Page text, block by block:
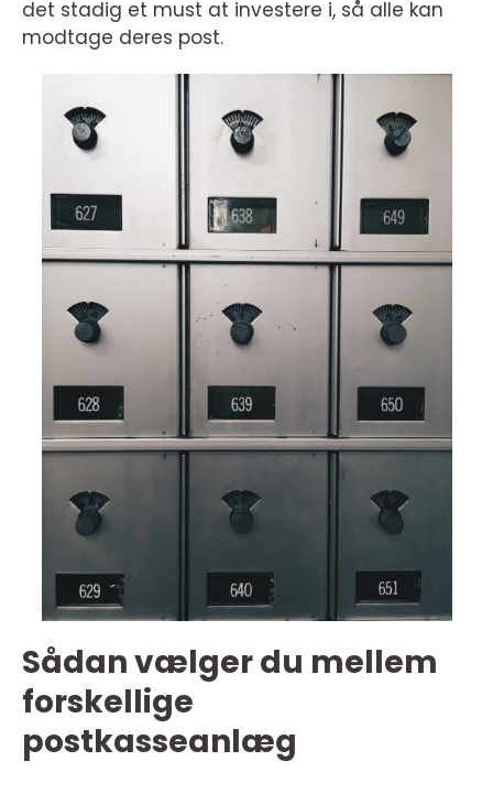
det stadig et must at investere i, så alle kan
modtage deres post.
Sådan vælger du mellem
forskellige
postkasseanlæg